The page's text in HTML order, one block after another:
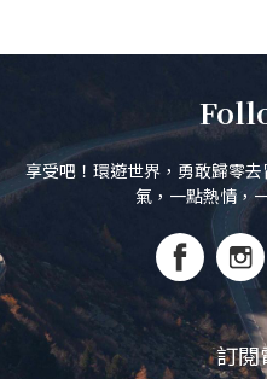
享受吧！環遊世界，勇敢歸零
氣，一點熱情，
訂閱